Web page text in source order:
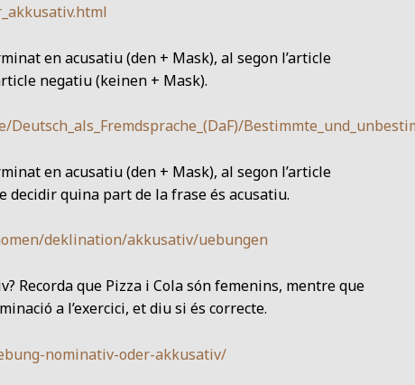
en acusatiu (den + Mask), al segon l’article
negatiu (keinen + Mask).
en acusatiu (den + Mask), al segon l’article
decidir quina part de la frase és acusatiu.
deklination/akkusativ/uebungen
Recorda que Pizza i Cola són femenins, mentre que
a l’exercici, et diu si és correcte.
nominativ-oder-akkusativ/